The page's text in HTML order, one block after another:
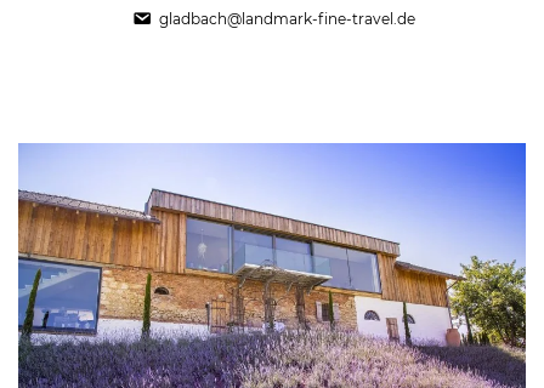
gladbach@landmark-fine-travel.de